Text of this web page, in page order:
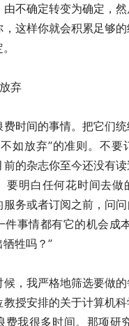
不确定转变为确定，
，这样你就会积累足够
弃
间的事情。把它们统
如放弃”的准则。不要
的杂志你至今还没有
要明白任何花时间去做
服务或者订阅之前，问
件事情都有它的机会成
牲吗？”
我严格地筛选要做的
授安排的关于计算机
费我很多时间。那项研